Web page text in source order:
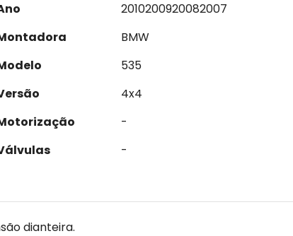
2010200920082007
BMW
535
4x4
-
-
dianteira.